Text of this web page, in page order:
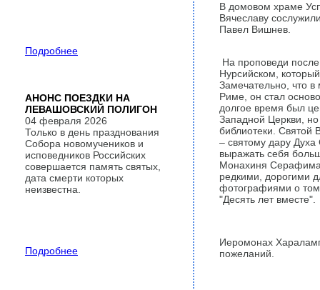
В домовом храме
Вячеславу
Павел Вишнев.
На проповеди после
Нурсийском,
Замечательно, что
Риме, он стал
долгое время был
Западной Церкви,
библиотеки. Святой
– святому дару Духа
выражать себя
Монахиня Серафима
редкими, дорогими
фотографиями о
"Десять лет вместе".
Иеромонах
пожеланий.
Подробнее
АНОНС ПОЕЗДКИ НА
ЛЕВАШОВСКИЙ ПОЛИГОН
04 февраля 2026
Только в день празднования
Собора новомучеников и
исповедников Российских
совершается память святых,
дата смерти которых
неизвестна.
Подробнее